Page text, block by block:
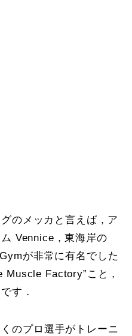
のメッカと言えば，ア
Vennice，東海岸の
が非常に有名でした
Muscle Factory”こと，
す．
のプロ選手がトレーニ